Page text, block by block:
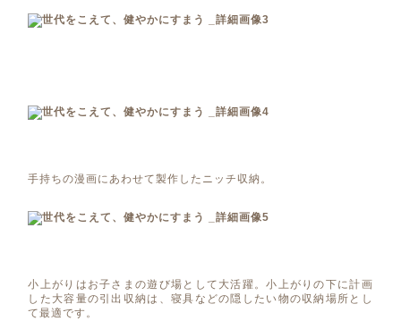
手持ちの漫画にあわせて製作したニッチ収納。
小上がりはお子さまの遊び場として大活躍。小上がりの下に計画
した大容量の引出収納は、寝具などの隠したい物の収納場所とし
て最適です。